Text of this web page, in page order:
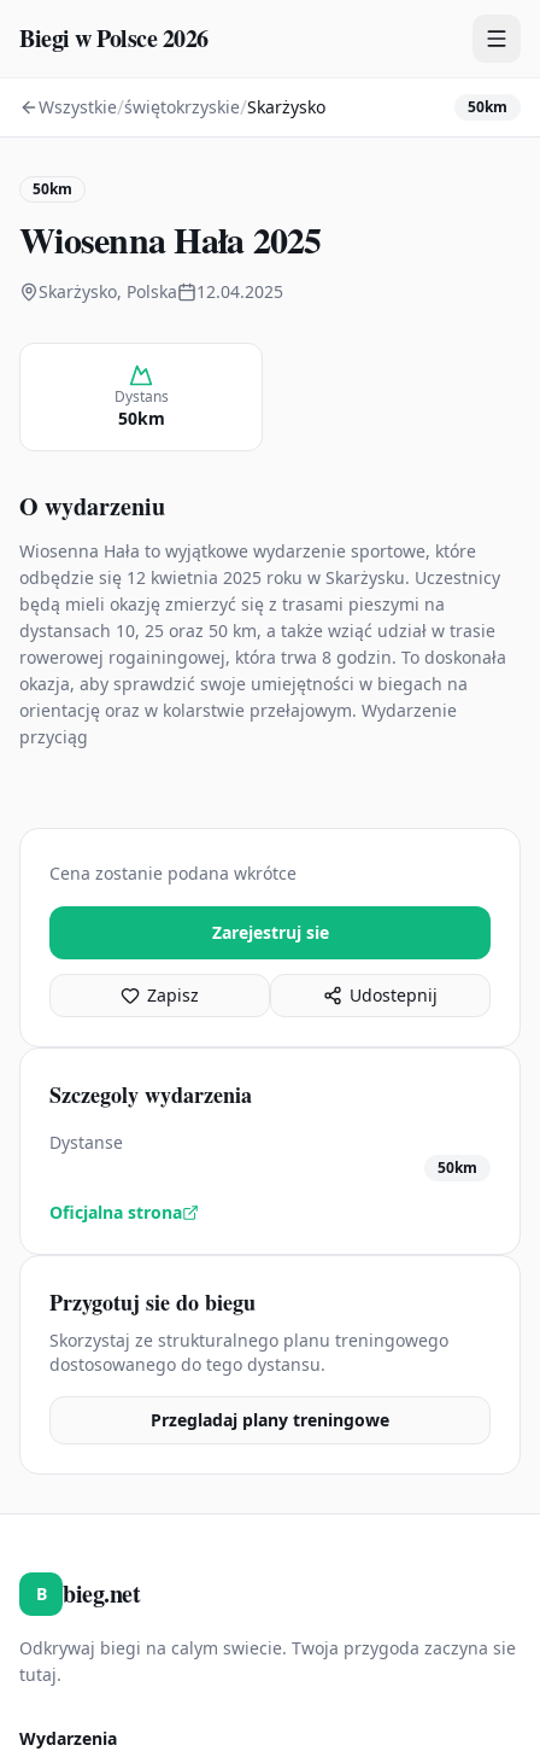
Biegi w Polsce 2026
Zawody
Wszystkie/świętokrzyskie/Skarżysko 50km
50km
Wiosenna Hała 2025
Skarżysko, Polska 12.04.2025
Dystans
50km
O wydarzeniu
Wiosenna Hała to wyjątkowe wydarzenie sportowe, które
odbędzie się 12 kwietnia 2025 roku w Skarżysku. Uczestnicy
będą mieli okazję zmierzyć się z trasami pieszymi na
dystansach 10, 25 oraz 50 km, a także wziąć udział w trasie
rowerowej rogainingowej, która trwa 8 godzin. To doskonała
okazja, aby sprawdzić swoje umiejętności w biegach na
orientację oraz w kolarstwie przełajowym. Wydarzenie
przyciąg
Cena zostanie podana wkrótce
Zarejestruj sie
Zapisz Udostepnij
Szczegoly wydarzenia
Dystanse
50km
Oficjalna strona
Przygotuj sie do biegu
Skorzystaj ze strukturalnego planu treningowego
dostosowanego do tego dystansu.
Przegladaj plany treningowe
B bieg.net
Odkrywaj biegi na calym swiecie. Twoja przygoda zaczyna sie
tutaj.
Wydarzenia